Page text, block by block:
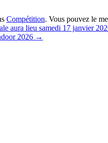
Compétition. Vous pouvez le
aura lieu samedi 17 janvier
2026 →